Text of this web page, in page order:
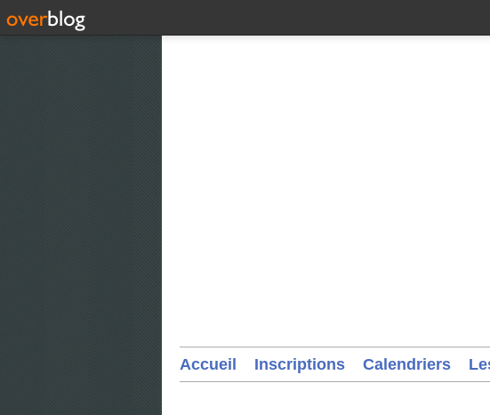
Accueil Inscriptions Calendriers